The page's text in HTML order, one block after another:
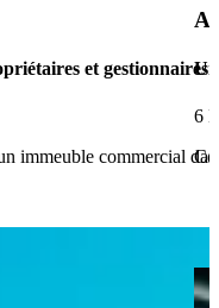
et gestionnaires
immeuble commercial
6